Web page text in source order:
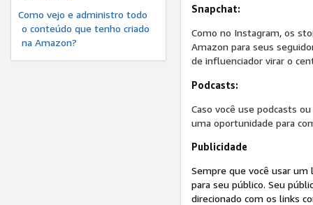
Como vejo e administro todo
o conteúdo que tenho criado
na Amazon?
Snapchat:
Como no Instagram, os
Amazon para seus
de influenciador virar o
Podcasts:
Caso você use podcasts
uma oportunidade para
Publicidade
Sempre que você usar
para seu público. Seu
direcionado com os links